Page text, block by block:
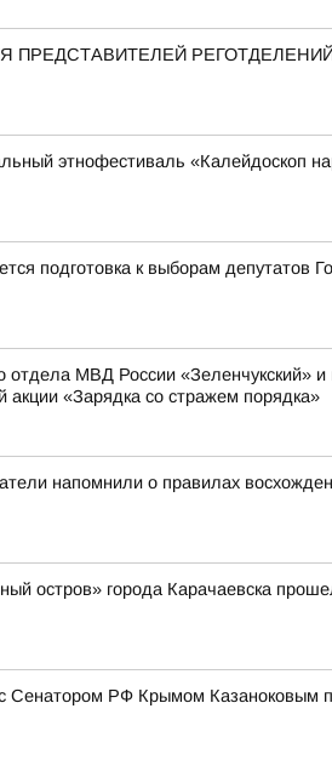
ПРЕДСТАВИТЕЛЕЙ
этнофестиваль «Калейдоскоп
подготовка к выборам депутатов
МВД России «Зеленчукский»
акции «Зарядка со стражем порядка»
напомнили о правилах
остров» города Карачаевска
с Сенатором РФ Крымом